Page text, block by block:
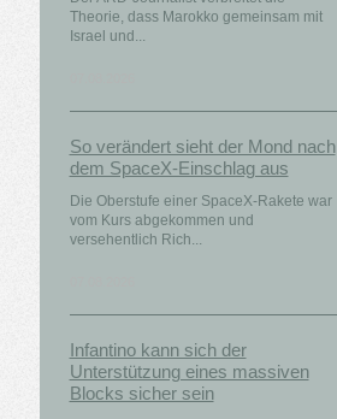
Theorie, dass Marokko gemeinsam mit
Israel und...
So verändert sieht der Mond nach
dem SpaceX-Einschlag aus
Die Oberstufe einer SpaceX-Rakete war
vom Kurs abgekommen und
versehentlich Rich...
Infantino kann sich der
Unterstützung eines massiven
Blocks sicher sein